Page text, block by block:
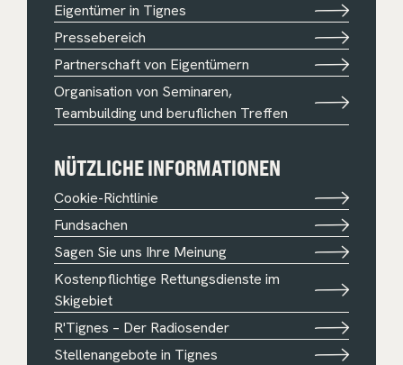
Eigentümer in Tignes
Pressebereich
Partnerschaft von Eigentümern
Organisation von Seminaren,
Teambuilding und beruflichen Treffen
NÜTZLICHE INFORMATIONEN
Cookie-Richtlinie
Fundsachen
Sagen Sie uns Ihre Meinung
Kostenpflichtige Rettungsdienste im
Skigebiet
R'Tignes – Der Radiosender
Stellenangebote in Tignes